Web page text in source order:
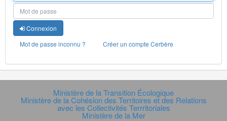
Connexion
Mot de passe inconnu ?
Créer un compte Cerbère
Ministère de la Transition Écologique
Ministère de la Cohésion des Territoires et des Relations
avec les Collectivités Terrritoriales
Ministère de la Mer